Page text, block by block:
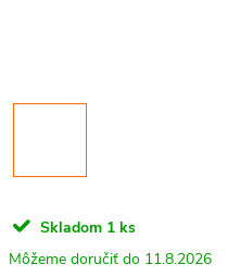
Skladom 1 ks
11.8.2026